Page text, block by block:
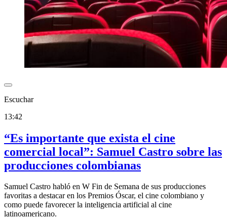
Escuchar
13:42
“Es importante que exista el cine
comercial local”: Samuel Castro sobre las
producciones colombianas
Samuel Castro habló en W Fin de Semana de sus producciones
favoritas a destacar en los Premios Óscar, el cine colombiano y
como puede favorecer la inteligencia artificial al cine
latinoamericano.